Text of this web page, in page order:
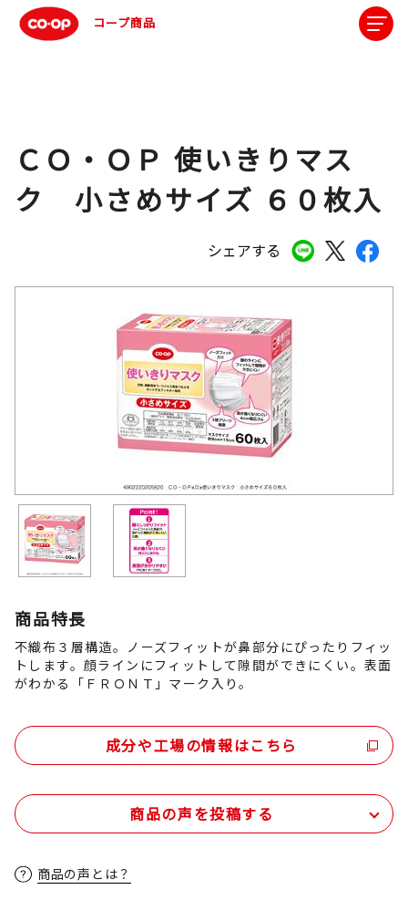
コープ商品
シェアする
ＣＯ・ＯＰ 使いきりマス
ク 小さめサイズ ６０枚入
商品特長
不織布３層構造。ノーズフィットが鼻部分にぴったりフィッ
トします。顔ラインにフィットして隙間ができにくい。表面
がわかる「ＦＲＯＮＴ」マーク入り。
成分や工場の情報はこちら
商品の声を投稿する
商品の声とは？